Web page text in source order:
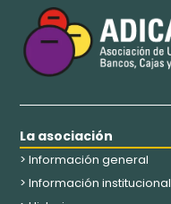
La asociación
> Información general
> Información institucional